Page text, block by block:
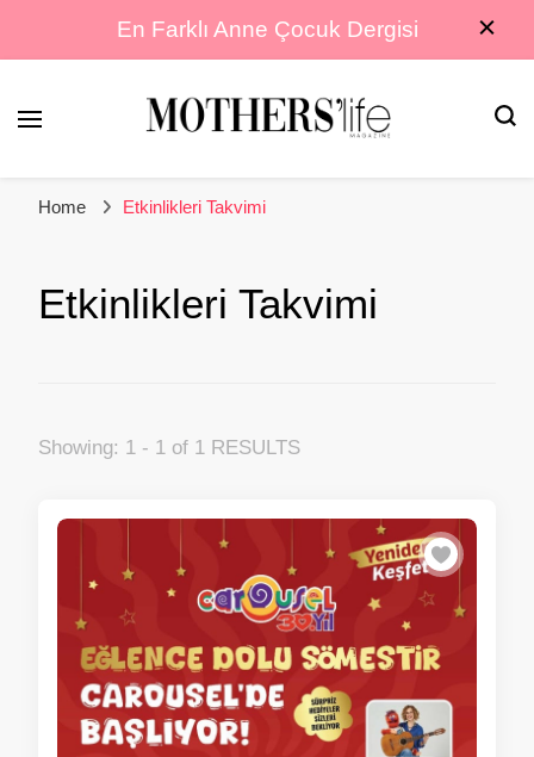
En Farklı Anne Çocuk Dergisi
Mothers Life
Home Etkinlikleri Takvimi
Etkinlikleri Takvimi
Showing: 1 - 1 of 1 RESULTS